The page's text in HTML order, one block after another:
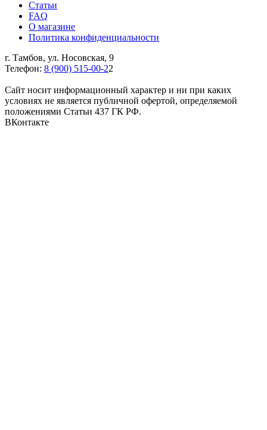
Статьи
FAQ
О магазине
Политика конфиденциальности
г. Тамбов, ул. Носовская, 9
Телефон: 8 (900) 515-00-22
Cайт носит информационный характер и ни при каких
условиях не является публичной офертой, определяемой
положениями Статьи 437 ГК РФ.
ВКонтакте